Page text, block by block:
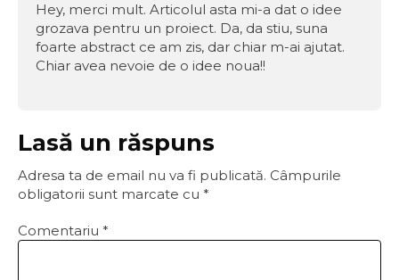
Hey, merci mult. Articolul asta mi-a dat o idee
grozava pentru un proiect. Da, da stiu, suna
foarte abstract ce am zis, dar chiar m-ai ajutat.
Chiar avea nevoie de o idee noua!!
Lasă un răspuns
Adresa ta de email nu va fi publicată. Câmpurile
obligatorii sunt marcate cu *
Comentariu *